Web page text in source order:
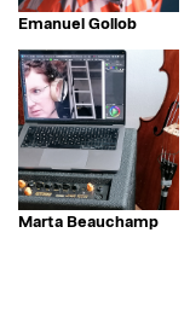
Emanuel Gollob
Marta Beauchamp